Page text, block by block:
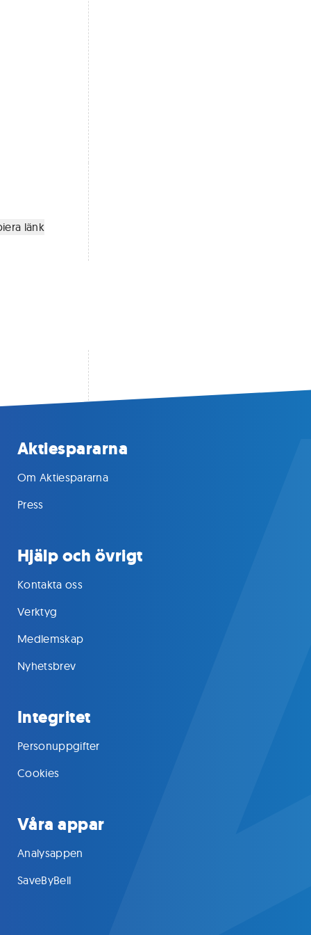
länk
Aktiespararna
Om Aktiespararna
Press
Hjälp och övrigt
Kontakta oss
Verktyg
Medlemskap
Nyhetsbrev
Integritet
Personuppgifter
Cookies
Våra appar
Analysappen
SaveByBell